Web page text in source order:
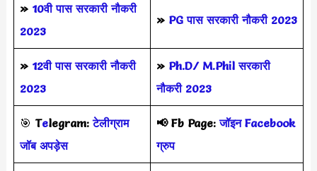
» 10वी पास सरकारी नौकरी
2023
» PG पास सरकारी नौकरी 2023
» 12वी पास सरकारी नौकरी
2023
» Ph.D/ M.Phil सरकारी
नौकरी 2023
🎯 Telegram: टेलीग्राम
जॉब अपड़ेस
📢 Fb Page:जॉइन Facebook
ग्रुप